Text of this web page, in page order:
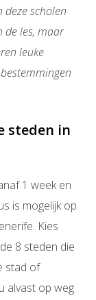
deze scholen
de les, maar
leuke
steden in
1 week en
is mogelijk op
Kies
8 steden die
stad of
alvast op weg